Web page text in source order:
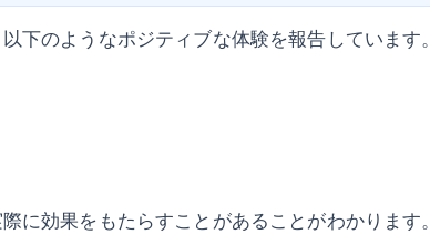
下のようなポジティブな体験を報告しています。
に効果をもたらすことがあることがわかります。